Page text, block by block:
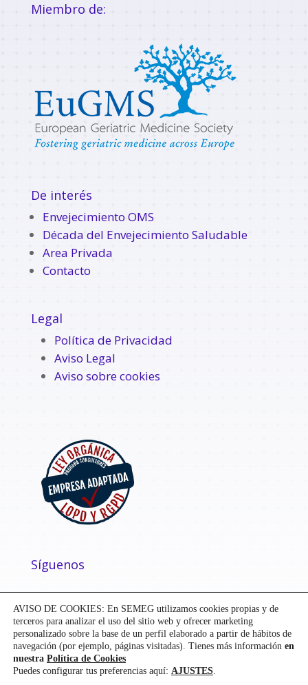
Miembro de:
De interés
Envejecimiento OMS
Década del Envejecimiento Saludable
Area Privada
Contacto
Legal
Política de Privacidad
Aviso Legal
Aviso sobre cookies
Síguenos
AVISO DE COOKIES: En SEMEG utilizamos cookies propias y de
terceros para analizar el uso del sitio web y ofrecer marketing
personalizado sobre la base de un perfil elaborado a partir de hábitos de
navegación (por ejemplo, páginas visitadas). Tienes más información en
nuestra Política de Cookies
Puedes configurar tus preferencias aquí: AJUSTES.